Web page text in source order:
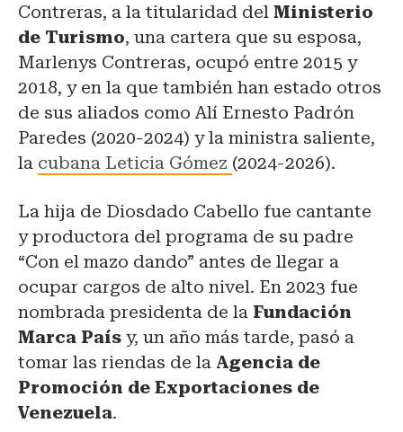
Contreras, a la titularidad del Ministerio
de Turismo, una cartera que su esposa,
Marlenys Contreras, ocupó entre 2015 y
2018, y en la que también han estado otros
de sus aliados como Alí Ernesto Padrón
Paredes (2020-2024) y la ministra saliente,
la cubana Leticia Gómez (2024-2026).
La hija de Diosdado Cabello fue cantante
y productora del programa de su padre
“Con el mazo dando” antes de llegar a
ocupar cargos de alto nivel. En 2023 fue
nombrada presidenta de la Fundación
Marca País y, un año más tarde, pasó a
tomar las riendas de la Agencia de
Promoción de Exportaciones de
Venezuela.